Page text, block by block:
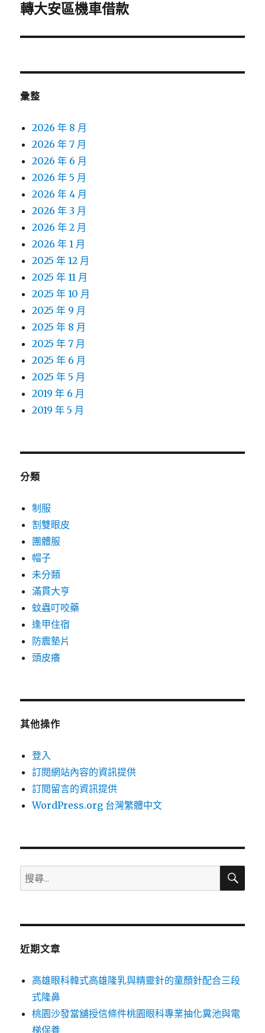
一
文
轉大安區機車借款
彙整
2026 年 8 月
2026 年 7 月
2026 年 6 月
2026 年 5 月
2026 年 4 月
2026 年 3 月
2026 年 2 月
2026 年 1 月
2025 年 12 月
2025 年 11 月
2025 年 10 月
2025 年 9 月
2025 年 8 月
2025 年 7 月
2025 年 6 月
2025 年 5 月
2019 年 6 月
2019 年 5 月
分類
制服
割雙眼皮
團體服
帽子
未分類
滿貫大亨
蚊蟲叮咬藥
逢甲住宿
防震墊片
頭皮癢
其他操作
登入
訂閱網站內容的資訊提供
訂閱留言的資訊提供
WordPress.org 台灣繁體中文
搜
尋
鍵
搜
近期文章
高雄眼科韓式高雄隆乳與精靈針的童顏針配合三段
式隆鼻
桃園沙發當舖授信條件桃園眼科專業抽化糞池與電
梯保養